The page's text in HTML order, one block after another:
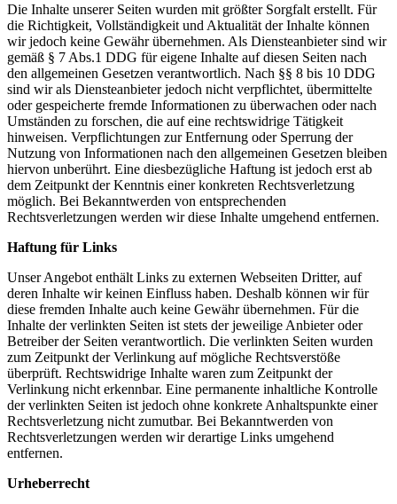
Die Inhalte unserer Seiten wurden mit größter Sorgfalt erstellt. Für
die Richtigkeit, Vollständigkeit und Aktualität der Inhalte können
wir jedoch keine Gewähr übernehmen. Als Diensteanbieter sind wir
gemäß § 7 Abs.1 DDG für eigene Inhalte auf diesen Seiten nach
den allgemeinen Gesetzen verantwortlich. Nach §§ 8 bis 10 DDG
sind wir als Diensteanbieter jedoch nicht verpflichtet, übermittelte
oder gespeicherte fremde Informationen zu überwachen oder nach
Umständen zu forschen, die auf eine rechtswidrige Tätigkeit
hinweisen. Verpflichtungen zur Entfernung oder Sperrung der
Nutzung von Informationen nach den allgemeinen Gesetzen bleiben
hiervon unberührt. Eine diesbezügliche Haftung ist jedoch erst ab
dem Zeitpunkt der Kenntnis einer konkreten Rechtsverletzung
möglich. Bei Bekanntwerden von entsprechenden
Rechtsverletzungen werden wir diese Inhalte umgehend entfernen.
Haftung für Links
Unser Angebot enthält Links zu externen Webseiten Dritter, auf
deren Inhalte wir keinen Einfluss haben. Deshalb können wir für
diese fremden Inhalte auch keine Gewähr übernehmen. Für die
Inhalte der verlinkten Seiten ist stets der jeweilige Anbieter oder
Betreiber der Seiten verantwortlich. Die verlinkten Seiten wurden
zum Zeitpunkt der Verlinkung auf mögliche Rechtsverstöße
überprüft. Rechtswidrige Inhalte waren zum Zeitpunkt der
Verlinkung nicht erkennbar. Eine permanente inhaltliche Kontrolle
der verlinkten Seiten ist jedoch ohne konkrete Anhaltspunkte einer
Rechtsverletzung nicht zumutbar. Bei Bekanntwerden von
Rechtsverletzungen werden wir derartige Links umgehend
entfernen.
Urheberrecht